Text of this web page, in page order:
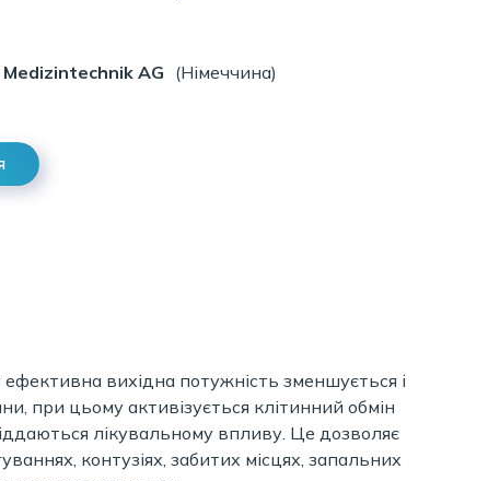
Medizintechnik AG (Німеччина)
вихідна потужність зменшується і
при цьому активізується клітинний обмін
лікувальному впливу. Це дозволяє
контузіях, забитих місцях, запальних